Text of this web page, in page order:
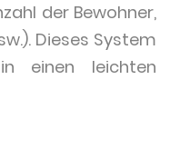
der Bewohner,
Dieses System
einen leichten